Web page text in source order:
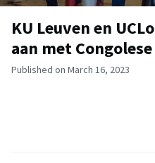
KU Leuven en
aan met
Published on March 16, 2023